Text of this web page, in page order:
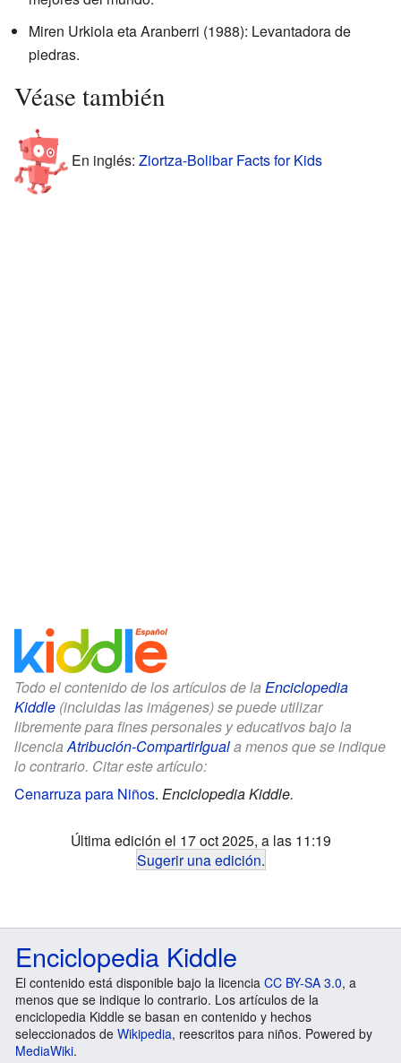
Miren Urkiola eta Aranberri (1988): Levantadora de
piedras.
Véase también
En inglés: Ziortza-Bolibar Facts for Kids
Todo el contenido de los artículos de la Enciclopedia
Kiddle (incluidas las imágenes) se puede utilizar
libremente para fines personales y educativos bajo la
licenciaAtribución-CompartirIguala menos que se indique
lo contrario. Citar este artículo:
Cenarruza para Niños. Enciclopedia Kiddle.
Última edición el 17 oct 2025, a las 11:19
Sugerir una edición.
Enciclopedia Kiddle
El contenido está disponible bajo la licencia CC BY-SA 3.0, a
menos que se indique lo contrario. Los artículos de la
enciclopedia Kiddle se basan en contenido y hechos
seleccionados de Wikipedia, reescritos para niños. Powered by
MediaWiki.